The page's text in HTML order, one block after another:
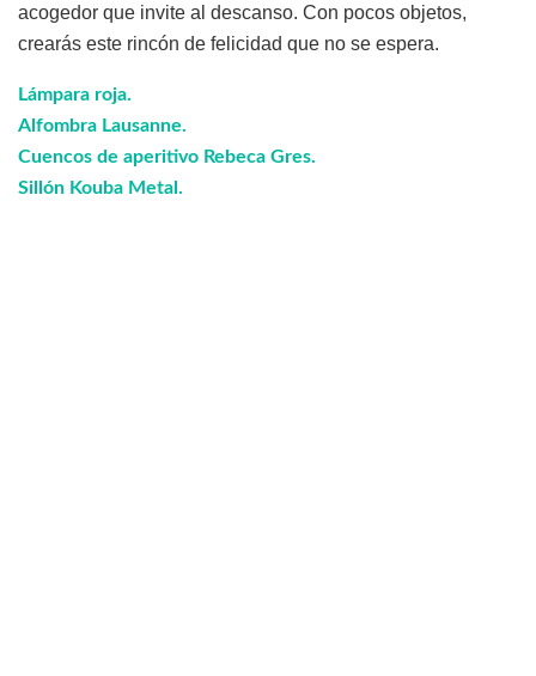
acogedor que invite al descanso. Con pocos objetos,
crearás este rincón de felicidad que no se espera.
Lámpara roja.
Alfombra Lausanne.
Cuencos de aperitivo Rebeca Gres.
Sillón Kouba Metal.